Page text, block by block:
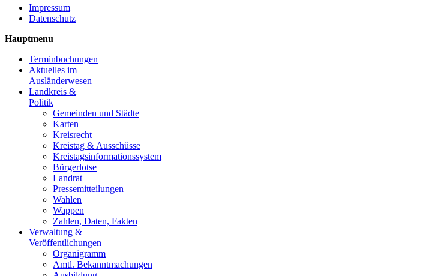
Impressum
Datenschutz
Hauptmenu
Terminbuchungen
Aktuelles im
Ausländerwesen
Landkreis &
Politik
Gemeinden und Städte
Karten
Kreisrecht
Kreistag & Ausschüsse
Kreistagsinformationssystem
Bürgerlotse
Landrat
Pressemitteilungen
Wahlen
Wappen
Zahlen, Daten, Fakten
Verwaltung &
Veröffentlichungen
Organigramm
Amtl. Bekanntmachungen